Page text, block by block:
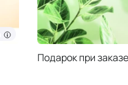
Подарок при